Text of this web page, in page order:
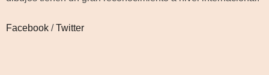
Facebook /Twitter